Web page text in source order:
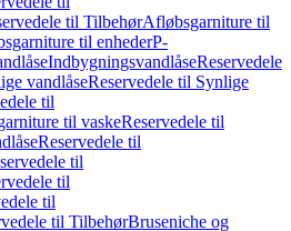
til TilbehørAfløbsgarniture til
til enhederP-
IndbygningsvandlåseReservedele
vandlåseReservedele til Synlige
til
til vaskeReservedele til
Reservedele til
til
til
til
til TilbehørBruseniche og